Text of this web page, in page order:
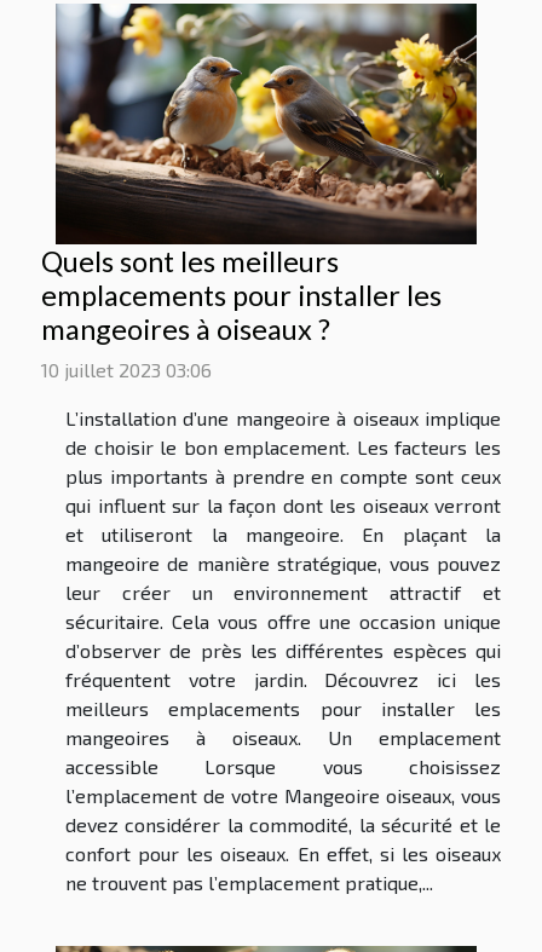
Quels sont les meilleurs
emplacements pour installer les
mangeoires à oiseaux ?
10 juillet 2023 03:06
L’installation d’une mangeoire à oiseaux implique
de choisir le bon emplacement. Les facteurs les
plus importants à prendre en compte sont ceux
qui influent sur la façon dont les oiseaux verront
et utiliseront la mangeoire. En plaçant la
mangeoire de manière stratégique, vous pouvez
leur créer un environnement attractif et
sécuritaire. Cela vous offre une occasion unique
d’observer de près les différentes espèces qui
fréquentent votre jardin. Découvrez ici les
meilleurs emplacements pour installer les
mangeoires à oiseaux. Un emplacement
accessible Lorsque vous choisissez
l’emplacement de votre Mangeoire oiseaux, vous
devez considérer la commodité, la sécurité et le
confort pour les oiseaux. En effet, si les oiseaux
ne trouvent pas l’emplacement pratique,...